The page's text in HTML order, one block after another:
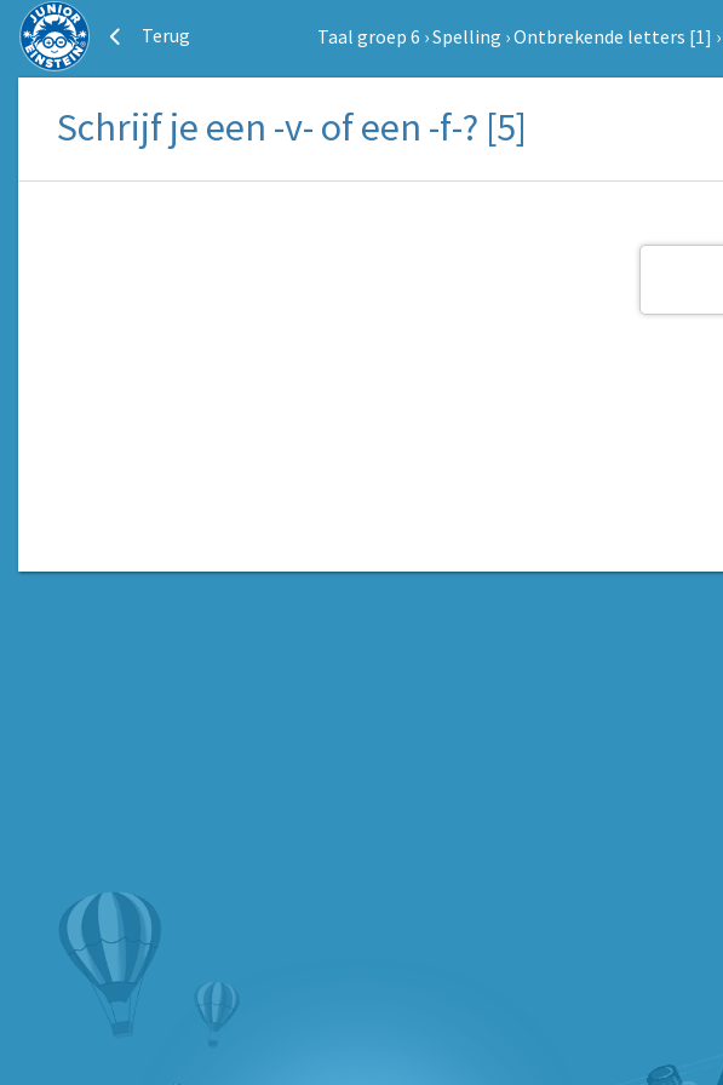
Terug Taal groep 6 ›Spelling ›Ontbrekende letters [1] ›
Schrijf je een -v- of een -f-? [5]